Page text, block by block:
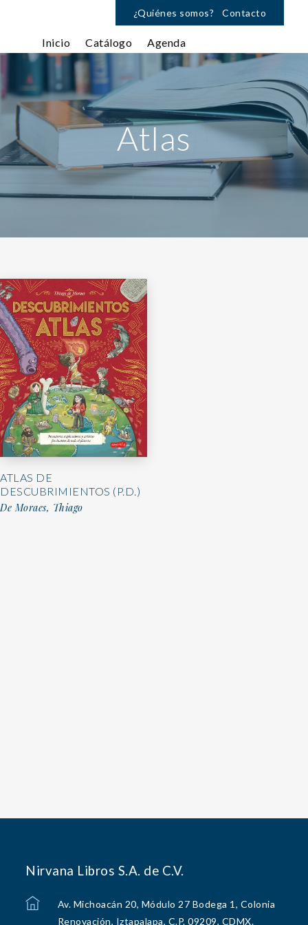
¿Quiénes somos? Contacto
Inicio Catálogo Agenda
Atlas
ATLAS DE
DESCUBRIMIENTOS (P.D.)
De Moraes, Thiago
Nirvana Libros S.A. de C.V.
Av. Michoacán 20, Módulo 27 Bodega 1, Colonia
Renovación, Iztapalapa, C.P. 09209, CDMX.